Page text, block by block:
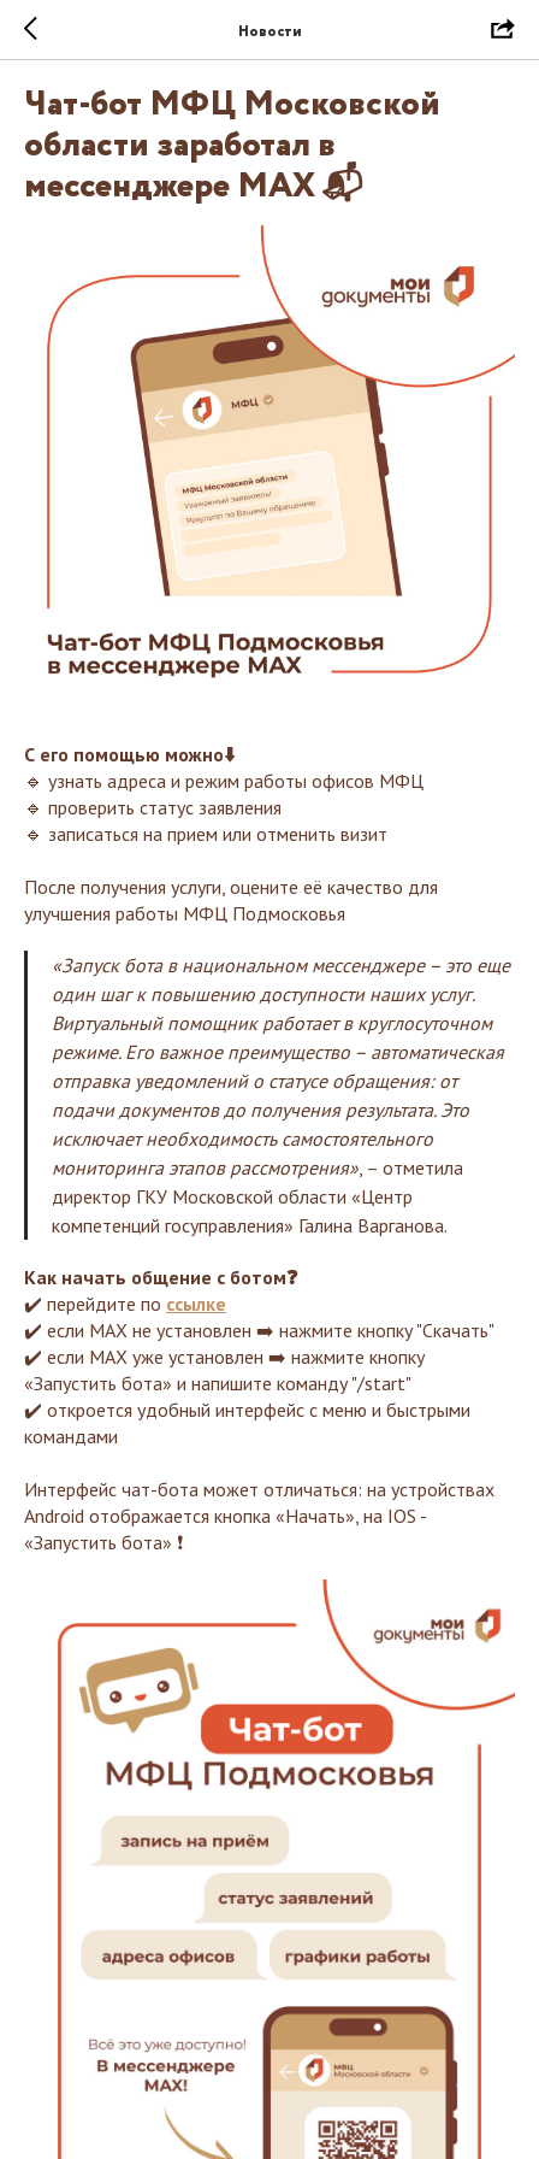
Новости
Чат-бот МФЦ Московской
области заработал в
мессенджере MAX 📬
С его помощью можно⬇️
🔹 узнать адреса и режим работы офисов МФЦ
🔹 проверить статус заявления
🔹 записаться на прием или отменить визит
После получения услуги, оцените её качество для
улучшения работы МФЦ Подмосковья
«Запуск бота в национальном мессенджере – это еще
один шаг к повышению доступности наших услуг.
Виртуальный помощник работает в круглосуточном
режиме. Его важное преимущество – автоматическая
отправка уведомлений о статусе обращения: от
подачи документов до получения результата. Это
исключает необходимость самостоятельного
мониторинга этапов рассмотрения», – отметила
директор ГКУ Московской области «Центр
компетенций госуправления» Галина Варганова.
Как начать общение с ботом❓
✔️ перейдите по ссылке
✔️ если MAX не установлен ➡️ нажмите кнопку "Скачать"
✔️ если MAX уже установлен ➡️ нажмите кнопку
«Запустить бота» и напишите команду "/start"
✔️ откроется удобный интерфейс с меню и быстрыми
командами
Интерфейс чат-бота может отличаться: на устройствах
Android отображается кнопка «Начать», на IOS -
«Запустить бота» ❗️